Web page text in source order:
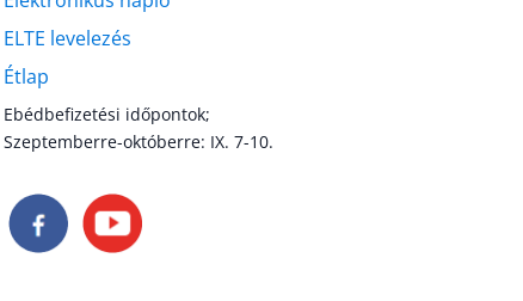
ELTE levelezés
Étlap
Ebédbefizetési időpontok;
Szeptemberre-októberre: IX. 7-10.